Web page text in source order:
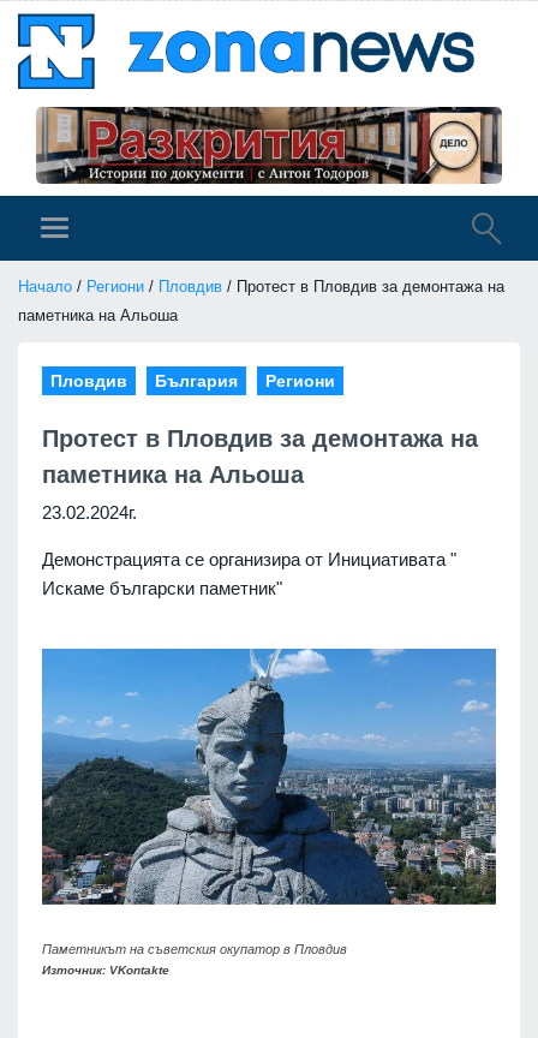
Начало / Региони / Пловдив / Протест в Пловдив за демонтажа на
паметника на Альоша
Пловдив България Региони
Протест в Пловдив за демонтажа на
паметника на Альоша
23.02.2024г.
Демонстрацията се организира от Инициативата "
Искаме български паметник"
Паметникът на съветския окупатор в Пловдив
Източник: VKontakte